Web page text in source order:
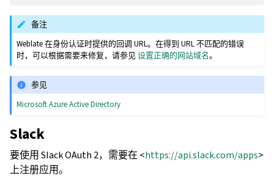
备注
Weblate 在身份认证时提供的回调 URL。在得到 URL 不匹配的错误
时，可以根据需要来修复，请参见设置正确的网站域名。
参见
Microsoft Azure Active Directory
Slack
要使用 Slack OAuth 2，需要在 <https://api.slack.com/apps>
上注册应用。